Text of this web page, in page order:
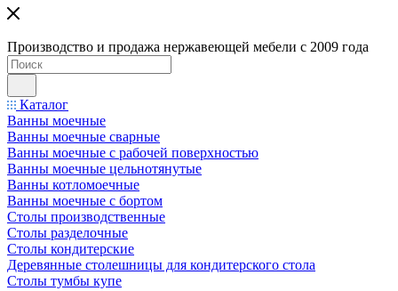
Производство и продажа нержавеющей мебели с 2009 года
Каталог
Ванны моечные
Ванны моечные сварные
Ванны моечные с рабочей поверхностью
Ванны моечные цельнотянутые
Ванны котломоечные
Ванны моечные с бортом
Столы производственные
Столы разделочные
Столы кондитерские
Деревянные столешницы для кондитерского стола
Столы тумбы купе